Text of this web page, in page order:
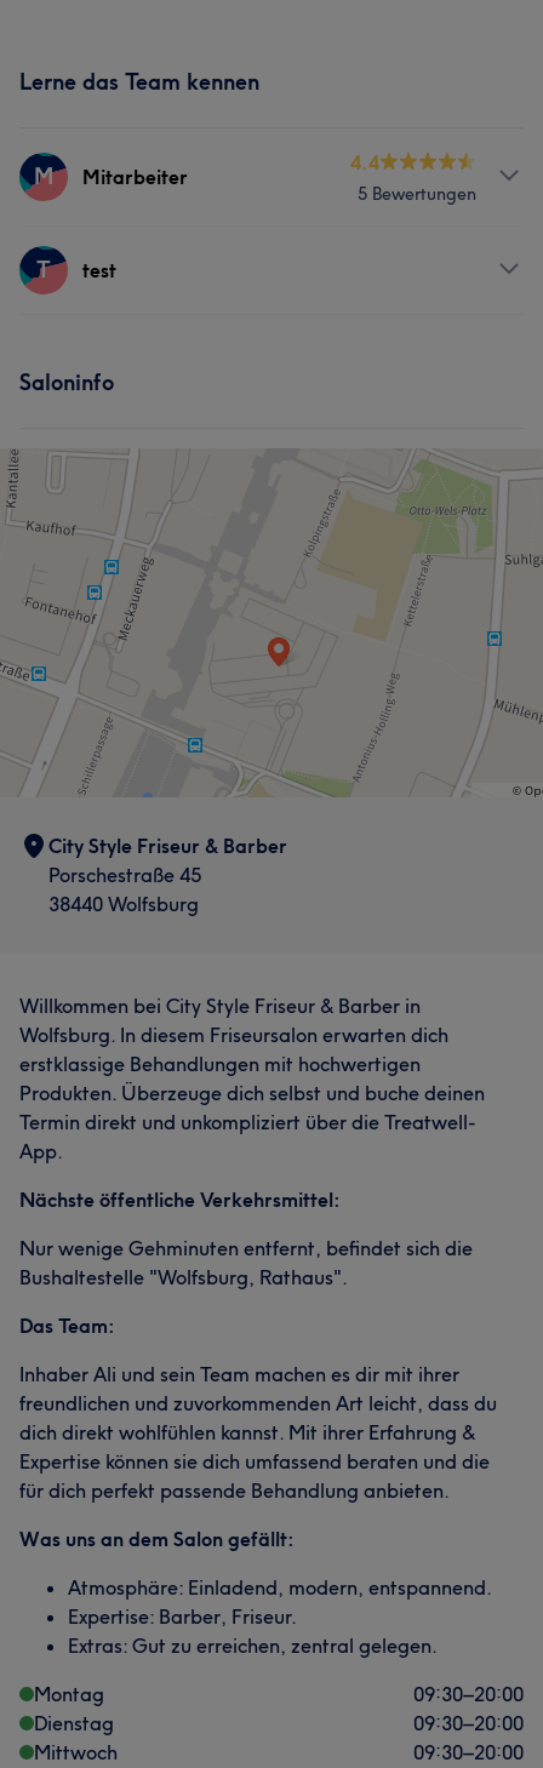
Lerne das Team kennen
M Mitarbeiter
4.4
5 Bewertungen
Services
T test
Saloninfo
City Style Friseur & Barber
Porschestraße 45
38440 Wolfsburg
Willkommen bei City Style Friseur & Barber in
Wolfsburg. In diesem Friseursalon erwarten dich
erstklassige Behandlungen mit hochwertigen
Produkten. Überzeuge dich selbst und buche deinen
Termin direkt und unkompliziert über die Treatwell-
App.
Nächste öffentliche Verkehrsmittel:
Nur wenige Gehminuten entfernt, befindet sich die
Bushaltestelle "Wolfsburg, Rathaus".
Das Team:
Inhaber Ali und sein Team machen es dir mit ihrer
freundlichen und zuvorkommenden Art leicht, dass du
dich direkt wohlfühlen kannst. Mit ihrer Erfahrung &
Expertise können sie dich umfassend beraten und die
für dich perfekt passende Behandlung anbieten.
Was uns an dem Salon gefällt:
Atmosphäre: Einladend, modern, entspannend.
Expertise: Barber, Friseur.
Extras: Gut zu erreichen, zentral gelegen.
Montag
09:30–20:00
Dienstag
09:30–20:00
Mittwoch
09:30–20:00